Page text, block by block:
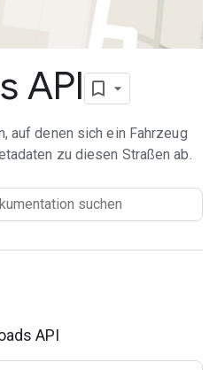
API
auf denen sich ein Fahrzeug
zu diesen Straßen ab.
API